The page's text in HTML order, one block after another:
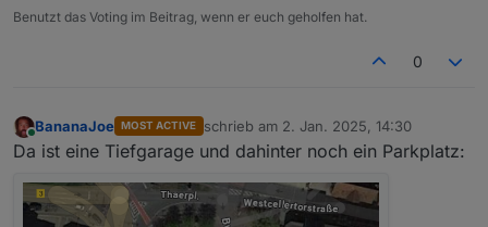
An alle Anderen... ich hoffe, dass passt alles so.
Es kann natürlich immer was dazwischen kommen,
da wäre es nett, weils auf meinen Namen läuft,
Präsentation oder Vorträge machen oder sehen, ich
möchte, dass wir uns kennenlernen und einfach
erstmal uns nett austauschen.
Benutzt das Voting im Beitrag, wenn er euch geholfen hat.
0
Online
BananaJoe MOST ACTIVE schrieb am 2. Jan. 2025, 14:30
zuletzt editiert von
Da ist eine Tiefgarage und dahinter noch ein Parkplatz: